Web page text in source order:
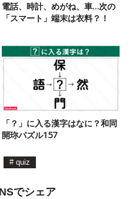
電話、時計、めがね、車…次の
「スマート」端末は衣料？！
「？」に入る漢字はなに？和同
開珎パズル157
# quiz
でシェア